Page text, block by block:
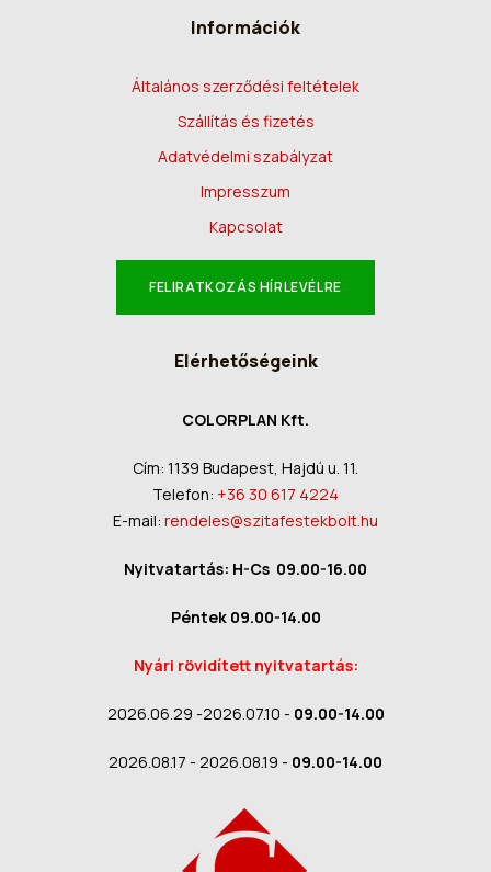
Információk
Általános szerződési feltételek
Szállítás és fizetés
Adatvédelmi szabályzat
Impresszum
Kapcsolat
FELIRATKOZÁS HÍRLEVÉLRE
Elérhetőségeink
COLORPLAN Kft.
Cím: 1139 Budapest, Hajdú u. 11.
Telefon: +36 30 617 4224
E-mail: rendeles@szitafestekbolt.hu
Nyitvatartás: H-Cs 09.00-16.00
Péntek 09.00-14.00
Nyári rövidített nyitvatartás:
2026.06.29 -2026.07.10 - 09.00-14.00
2026.08.17 - 2026.08.19 - 09.00-14.00